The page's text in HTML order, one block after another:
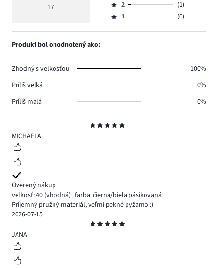
5
MICHAELA
Overený nákup
veľkosť: 40 (vhodná) ,farba: čierna/biela pásikovaná
Príjemný pružný materiál, veľmi pekné pyžamo :)
2026-07-15
5
JANA
hodnotenie
17
hlasov
16.
počet
hlasov
3,
počet
Hodnotenie
2,
2
(1)
Hodnotenie
1,
1 (0)
Produkt bol ohodnotený ako:
Zhodný s veľkosťou
100%
Príliš veľká
0%
Príliš malá
0%